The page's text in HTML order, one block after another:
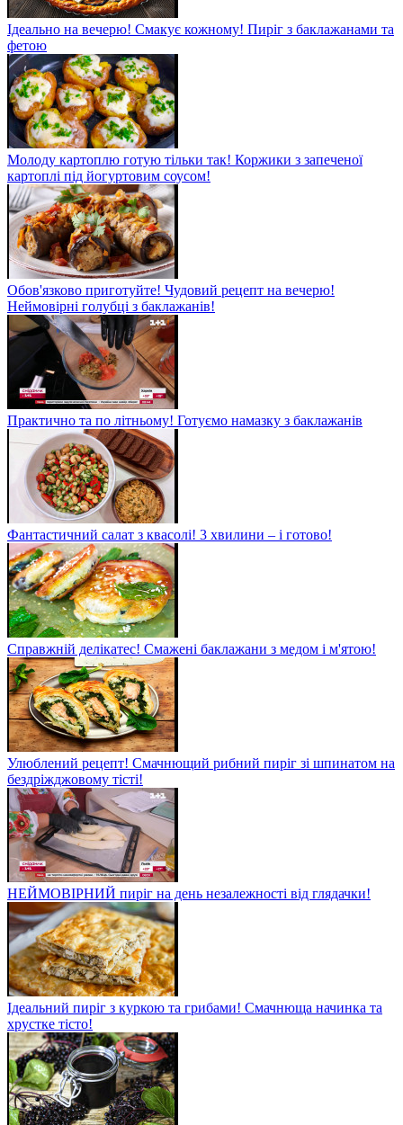
Ідеально на вечерю! Смакує кожному! Пиріг з баклажанами та
фетою
Молоду картоплю готую тільки так! Коржики з запеченої
картоплі під йогуртовим соусом!
Обов'язково приготуйте! Чудовий рецепт на вечерю!
Неймовірні голубці з баклажанів!
Практично та по літньому! Готуємо намазку з баклажанів
Фантастичний салат з квасолі! 3 хвилини – і готово!
Справжній делікатес! Смажені баклажани з медом і м'ятою!
Улюблений рецепт! Смачнющий рибний пиріг зі шпинатом на
бездріжджовому тісті!
НЕЙМОВІРНИЙ пиріг на день незалежності від глядачки!
Ідеальний пиріг з куркою та грибами! Смачнюща начинка та
хрустке тісто!